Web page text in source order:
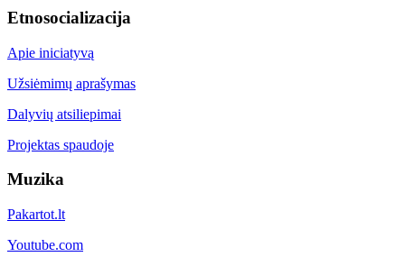
Etnosocializacija
Apie iniciatyvą
Užsiėmimų aprašymas
Dalyvių atsiliepimai
Projektas spaudoje
Muzika
Pakartot.lt
Youtube.com